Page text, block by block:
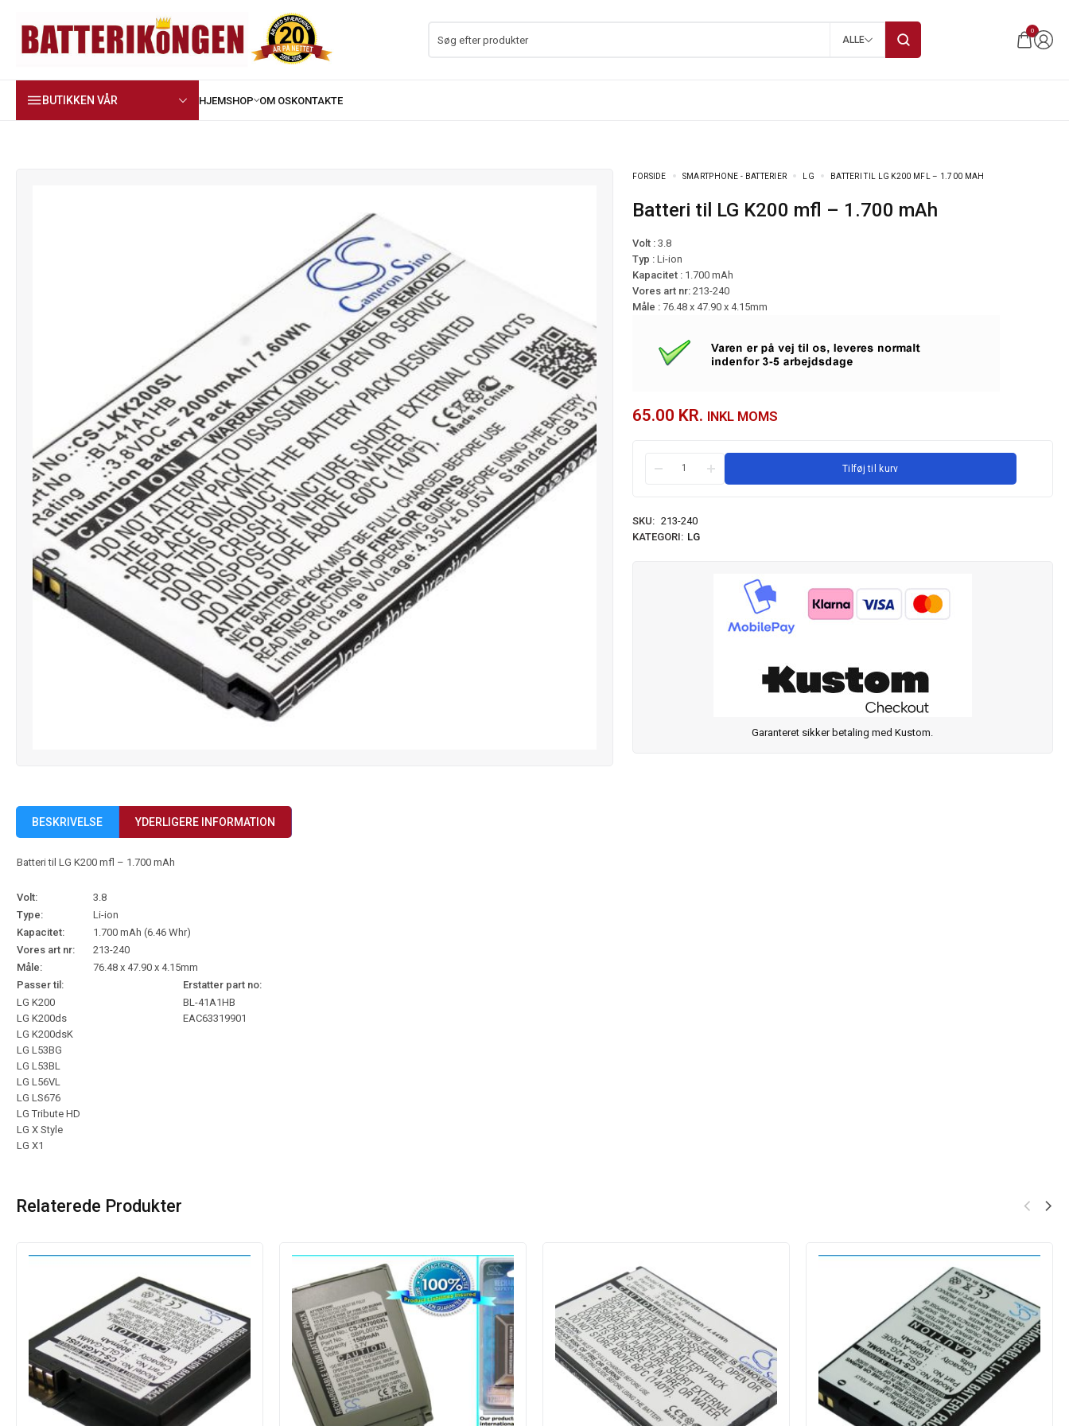
ALLE
0
BUTIKKEN VÅR
FORSIDE SMARTPHONE - BATTERIER LG BATTERI TIL LG K200 MFL – 1.700 MAH
Batteri til LG K200 mfl – 1.700 mAh
Volt :3.8
Typ : Li-ion
Kapacitet : 1.700 mAh
Vores art nr: 213-240
Måle : 76.48 x 47.90 x 4.15mm
65.00 KR. INKL MOMS
Tilføj til kurv
SKU: 213-240
KATEGORI: LG
Garanteret sikker betaling med Kustom.
BESKRIVELSE YDERLIGERE INFORMATION
Batteri til LG K200 mfl – 1.700 mAh
Volt:
3.8
Type:
Li-ion
Kapacitet:
1.700 mAh (6.46 Whr)
Vores art nr:
213-240
Måle:
76.48 x 47.90 x 4.15mm
Passer til:
Erstatter part no:
LG K200
LG K200ds
LG K200dsK
LG L53BG
LG L53BL
LG L56VL
LG LS676
LG Tribute HD
LG X Style
LG X1
BL-41A1HB
EAC63319901
Relaterede Produkter